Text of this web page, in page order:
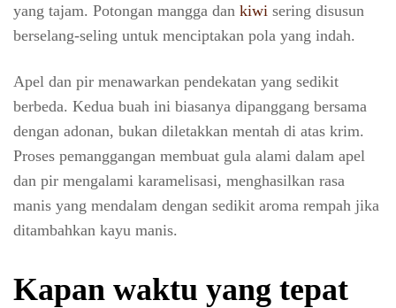
yang tajam. Potongan mangga dan kiwi sering disusun
berselang-seling untuk menciptakan pola yang indah.
Apel dan pir menawarkan pendekatan yang sedikit
berbeda. Kedua buah ini biasanya dipanggang bersama
dengan adonan, bukan diletakkan mentah di atas krim.
Proses pemanggangan membuat gula alami dalam apel
dan pir mengalami karamelisasi, menghasilkan rasa
manis yang mendalam dengan sedikit aroma rempah jika
ditambahkan kayu manis.
Kapan waktu yang tepat